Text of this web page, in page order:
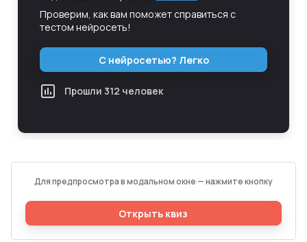
Для предпросмотра в модальном окне — нажмите кнопку
Открыть квиз